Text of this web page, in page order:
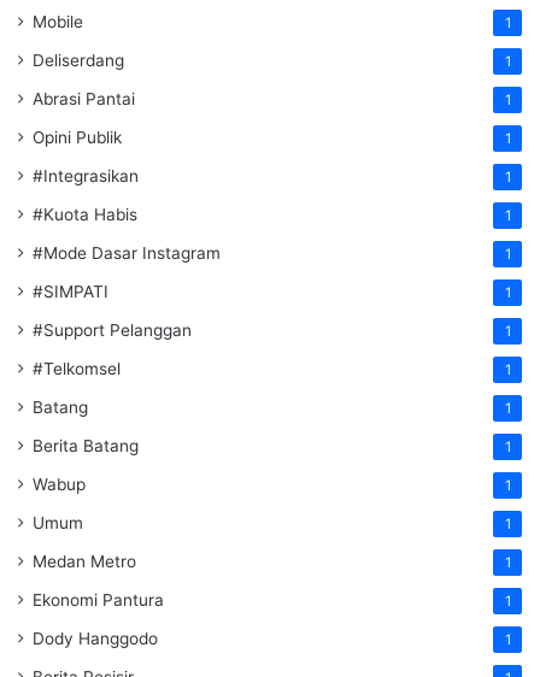
Mobile 1
Deliserdang 1
Abrasi Pantai 1
Opini Publik 1
#Integrasikan 1
#Kuota Habis 1
#Mode Dasar Instagram 1
#SIMPATI 1
#Support Pelanggan 1
#Telkomsel 1
Batang 1
Berita Batang 1
Wabup 1
Umum 1
Medan Metro 1
Ekonomi Pantura 1
Dody Hanggodo 1